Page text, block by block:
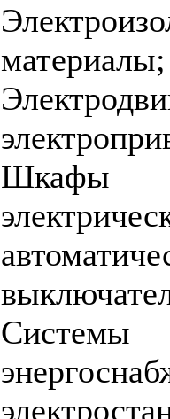
материалы;
Шкафы
Системы